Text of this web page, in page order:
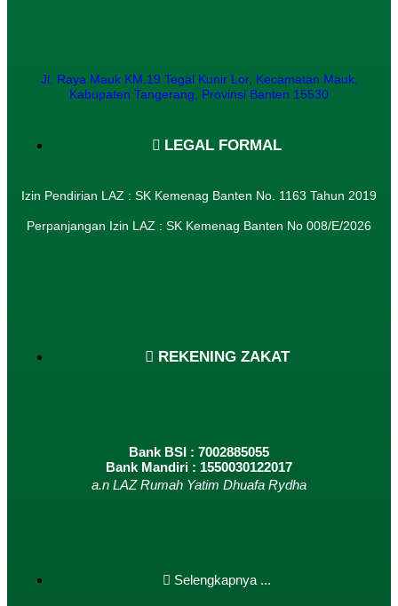
Jl. Raya Mauk KM.19 Tegal Kunir Lor, Kecamatan Mauk,
Kabupaten Tangerang, Provinsi Banten 15530
LEGAL FORMAL
Izin Pendirian LAZ : SK Kemenag Banten No. 1163 Tahun 2019
Perpanjangan Izin LAZ : SK Kemenag Banten No 008/E/2026​
REKENING ZAKAT
Bank BSI : 7002885055
Bank Mandiri : 1550030122017
a.n LAZ Rumah Yatim Dhuafa Rydha
Selengkapnya ...